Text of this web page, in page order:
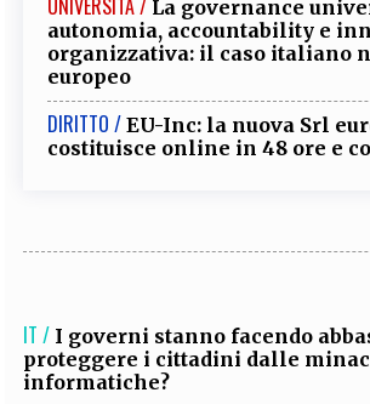
La governance
autonomia, accountability e
organizzativa: il caso italiano
europeo
DIRITTO / EU-Inc: la nuova Srl
costituisce online in 48 ore e
IT / I governi stanno facendo
proteggere i cittadini dalle
informatiche?